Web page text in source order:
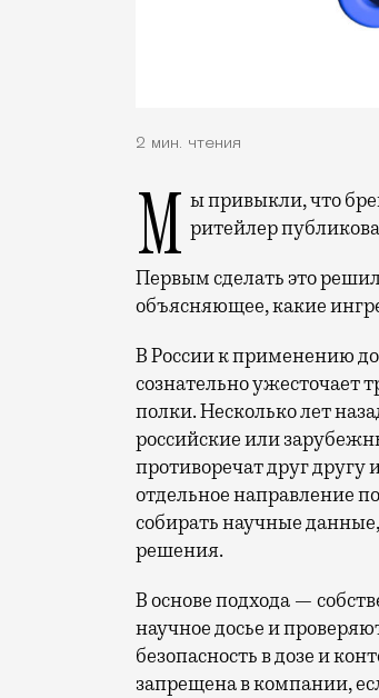
2 мин. чтения
Мы привыкли, что бренды выпускают собственные линейки продуктов. Но чтобы ритейлер
Первым сделать это
объясняющее, какие
В России к применению
сознательно ужесточает
полки. Несколько лет
российские или
противоречат друг другу
отдельное направление
собирать научные
решения.
В основе подхода —
научное досье и
безопасность в дозе и
запрещена в компании,